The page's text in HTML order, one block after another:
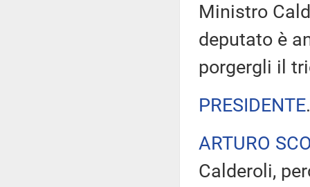
Ministro
deputato è
porgergli il
PRESIDENTE
ARTURO
Calderoli,